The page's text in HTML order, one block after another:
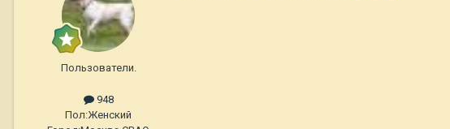
Пользователи.
948
Пол:Женский